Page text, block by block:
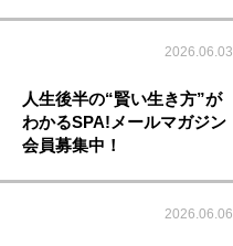
2026.06.03
人生後半の“賢い生き方”が
わかるSPA!メールマガジン
会員募集中！
2026.06.06